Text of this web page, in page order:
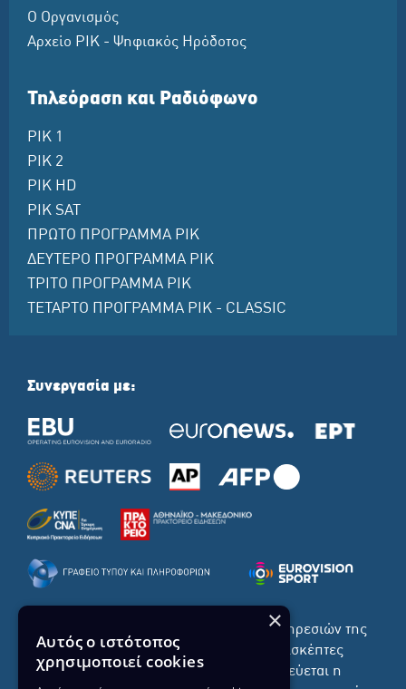
Ο Οργανισμός
Αρχείο ΡΙΚ - Ψηφιακός Ηρόδοτος
Τηλεόραση και Ραδιόφωνο
ΡΙΚ 1
ΡΙΚ 2
ΡΙΚ HD
ΡΙΚ SAT
ΠΡΩΤΟ ΠΡΟΓΡΑΜΜΑ ΡΙΚ
ΔΕΥΤΕΡΟ ΠΡΟΓΡΑΜΜΑ ΡΙΚ
ΤΡΙΤΟ ΠΡΟΓΡΑΜΜΑ ΡΙΚ
ΤΕΤΑΡΤΟ ΠΡΟΓΡΑΜΜΑ ΡΙΚ - CLASSIC
Συνεργασία με:
Το σύνολο του περιεχομένου και των υπηρεσιών της
ιστοσελίδας του ΡΙΚ διατίθεται στους επισκέπτες
αυστηρά για προσωπική χρήση. Απαγορεύεται η
×
Αυτός ο ιστότοπος
χρησιμοποιεί cookies